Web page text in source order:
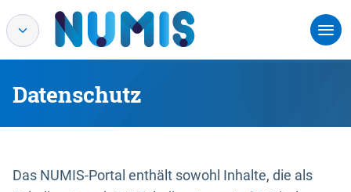
Datenschutz
Das NUMIS-Portal enthält sowohl Inhalte, die als